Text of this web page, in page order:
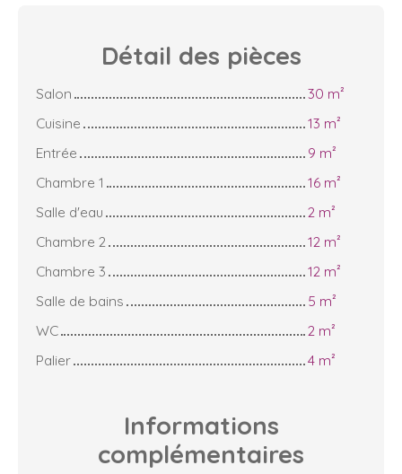
Détail des pièces
Salon
30 m²
Cuisine
13 m²
Entrée
9 m²
Chambre 1
16 m²
Salle d'eau
2 m²
Chambre 2
12 m²
Chambre 3
12 m²
Salle de bains
5 m²
WC
2 m²
Palier
4 m²
Informations
complémentaires